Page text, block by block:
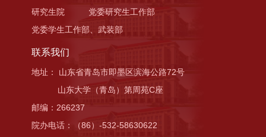
研究生院
党委研究生工作部
党委学生工作部、武装部
联系我们
地址： 山东省青岛市即墨区滨海公路72号
山东大学（青岛）第周苑C座
邮编：266237
院办电话：（86）-532-58630622